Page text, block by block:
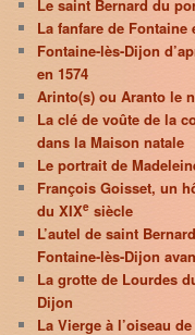
Le saint Bernard du
La fanfare de Fontaine
Fontaine-lès-Dijon
en 1574
Arinto(s) ou Aranto le
La clé de voûte de la
dans la Maison natale
Le portrait de
François Goisset, un
du XIXe siècle
L’autel de saint
Fontaine-lès-Dijon
La grotte de Lourdes
Dijon
La Vierge à l’oiseau